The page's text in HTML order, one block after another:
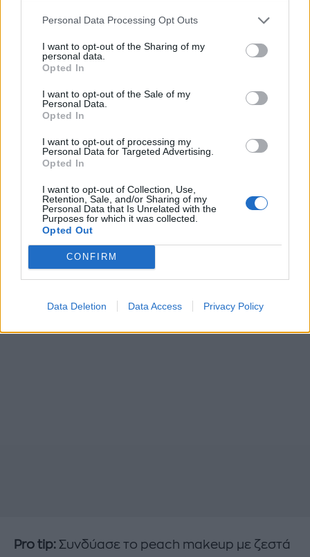
Personal Data Processing Opt Outs
I want to opt-out of the Sharing of my
personal data.
Opted In
I want to opt-out of the Sale of my
Personal Data.
Opted In
I want to opt-out of processing my
Personal Data for Targeted Advertising.
Opted In
I want to opt-out of Collection, Use,
Retention, Sale, and/or Sharing of my
Personal Data that Is Unrelated with the
Purposes for which it was collected.
Opted Out
CONFIRM
Data Deletion Data Access Privacy Policy
Pro tip: Συνδύασε το peach makeup με ζεστά